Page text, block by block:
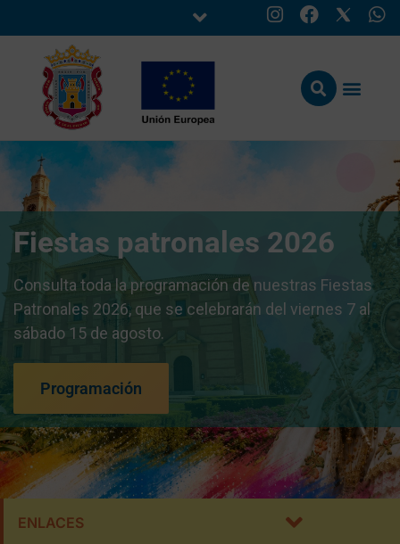
Fiestas patronales 2026
Consulta toda la programación de nuestras Fiestas
Patronales 2026, que se celebrarán del viernes 7 al
sábado 15 de agosto.
Programación
ENLACES